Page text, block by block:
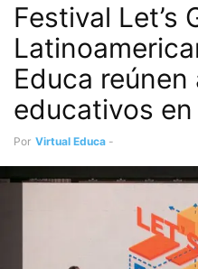
Instituciones asociadas Noticias
Festival Let’s
Educa reúnen
educativos en
Por Virtual Educa -